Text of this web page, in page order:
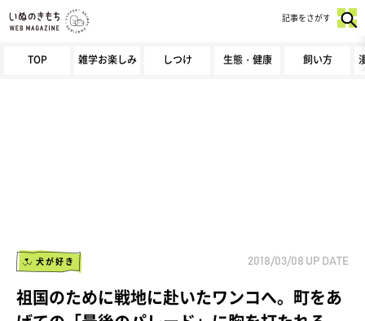
TOP 雑学お楽しみ しつけ 生態・健康 飼い方
記事をさがす
犬が好き 2018/03/08 UP DATE
祖国のために戦地に赴いたワンコへ。町をあ